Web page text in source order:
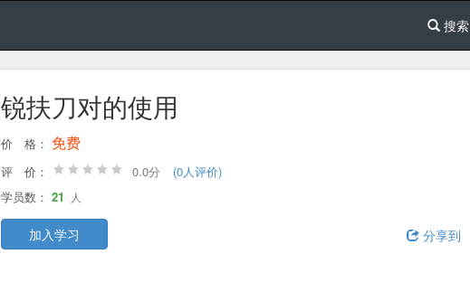
搜索
锐扶刀对的使用
价 格： 免费
评 价： 0.0分
(0人评价)
学员数： 21 人
加入学习 分享到